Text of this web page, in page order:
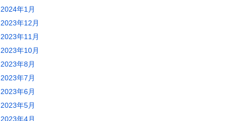
2024年1月
2023年12月
2023年11月
2023年10月
2023年8月
2023年7月
2023年6月
2023年5月
2023年4月